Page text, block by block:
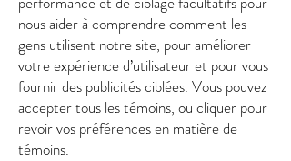
nous aider à comprendre comment les
gens utilisent notre site, pour améliorer
votre expérience d’utilisateur et pour vous
fournir des publicités ciblées. Vous pouvez
accepter tous les témoins, ou cliquer pour
revoir vos préférences en matière de
témoins.